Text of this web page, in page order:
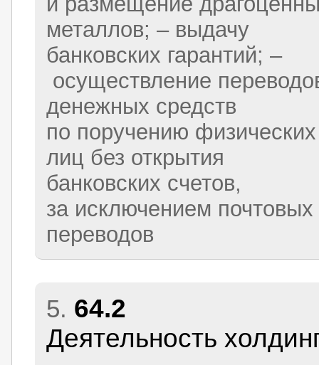
металлов; – выдачу
банковских гарантий; –
осуществление
денежных средств
по поручению физических
лиц без открытия
банковских счетов,
за исключением почтовых
переводов
5. 64.2
Деятельность